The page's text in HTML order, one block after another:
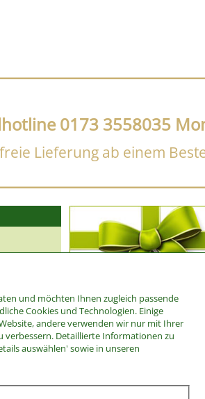
und möchten Ihnen zugleich passende
Cookies und Technologien. Einige
andere verwenden wir nur mit Ihrer
verbessern. Detaillierte Informationen zu
auswählen' sowie in unseren
0173 3558035
Lieferung ab einem
34310